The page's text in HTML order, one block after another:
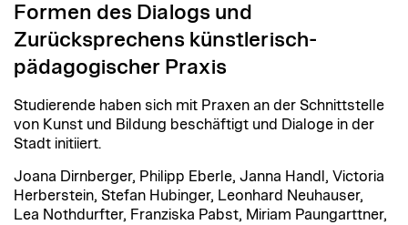
Formen des Dialogs und
Zurücksprechens künstlerisch-
pädagogischer Praxis
Studierende haben sich mit Praxen an der Schnittstelle
von Kunst und Bildung beschäftigt und Dialoge in der
Stadt initiiert.
Joana Dirnberger, Philipp Eberle, Janna Handl, Victoria
Herberstein, Stefan Hubinger, Leonhard Neuhauser,
Lea Nothdurfter, Franziska Pabst, Miriam Paungarttner,